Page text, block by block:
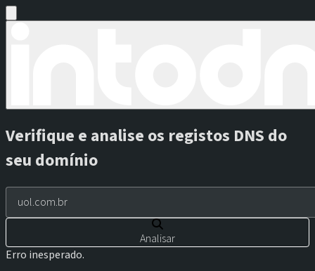
Verifique e analise os registos DNS do
seu domínio
Analisar
Erro inesperado.